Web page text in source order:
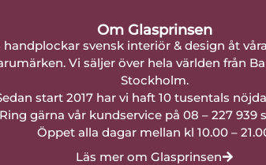
Om Glasprinsen
handplockar svensk interiör & design åt
Vi säljer över hela världen från
Stockholm.
start 2017 har vi haft 10 tusentals
Ring gärna vår kundservice på 08 – 227 939
Öppet alla dagar mellan kl 10.00 –
Läs mer om Glasprinsen